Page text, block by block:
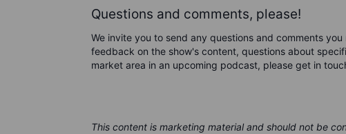
Questions and comments, please!
We invite you to send any questions and comments
feedback on the show's content, questions about
market area in an upcoming podcast, please get in
This content is marketing material and should not be